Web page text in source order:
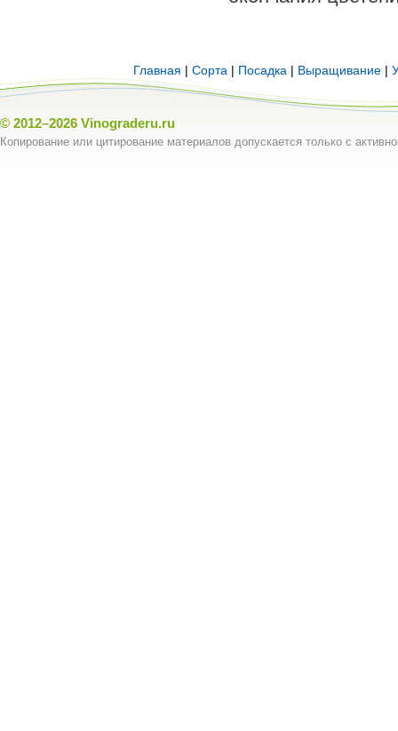
Главная | Сорта | Посадка | Выращивание |
© 2012–2026 Vinograderu.ru
Копирование или цитирование материалов допускается только с